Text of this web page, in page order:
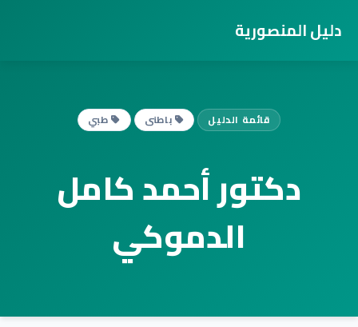
دليل المنصورية
قائمة الدليل باطنى طبي
دكتور أحمد كامل
الدموكي